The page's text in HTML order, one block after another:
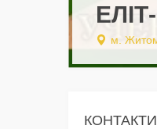
м.
КОНТАКТИ